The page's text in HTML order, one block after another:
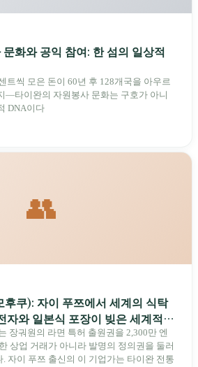
화와 공익 참여: 한 섬의 일상적
트씩 모은 돈이 60년 후 128개국을 아우르
—타이완의 자원봉사 문화는 구호가 아니
DNA이다
👥
쿠): 자이 푸쯔에서 세계의 식탁
자와 일본식 포장이 빚은 세계적
장궈원의 라면 특허 출원권을 2,300만 엔
상업 거래가 아니라 발명의 정의권을 둘러
자이 푸쯔 출신의 이 기업가는 타이완 전통